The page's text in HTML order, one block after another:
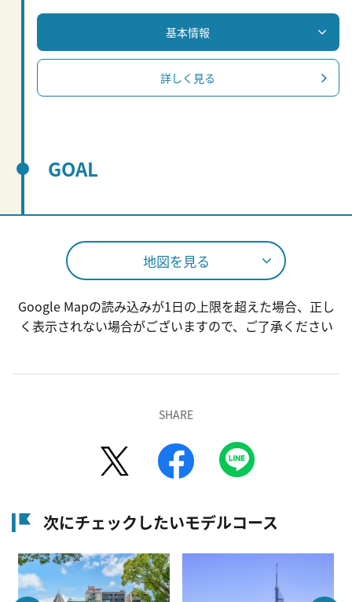
基本情報
詳しく見る
GOAL
地図を見る
Google Mapの読み込みが1日の上限を超えた場合、正し
く表示されない場合がございますので、ご了承ください
SHARE
次にチェックしたいモデルコース